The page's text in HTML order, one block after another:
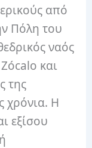
από
Πόλη του
ναός
και
της
χρόνια. Η
εξίσου